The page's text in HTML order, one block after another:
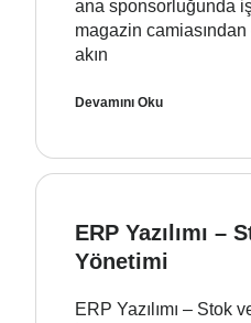
ana sponsorluğunda
magazin
akın
Devamını Oku
ERP Yazılımı –
Yönetimi
ERP Yazılımı – Stok